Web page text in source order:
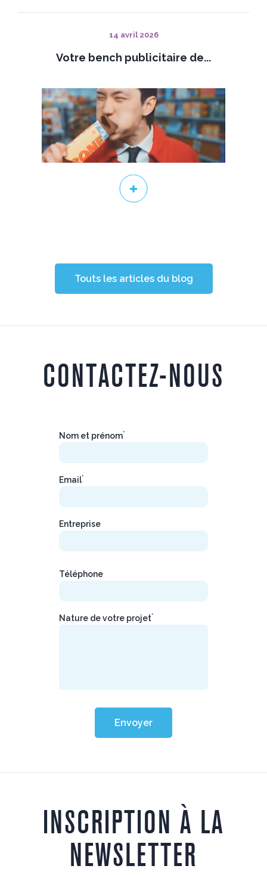
14 avril 2026
Votre bench publicitaire de...
Touts les articles du blog
CONTACTEZ-NOUS
Nom et prénom*
Email*
Entreprise
Téléphone
Nature de votre projet*
Envoyer
INSCRIPTION À LA
NEWSLETTER